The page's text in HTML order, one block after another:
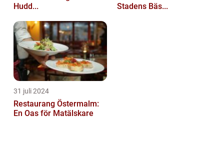
Hudd...
Stadens Bäs...
31 juli 2024
Restaurang Östermalm:
En Oas för Matälskare